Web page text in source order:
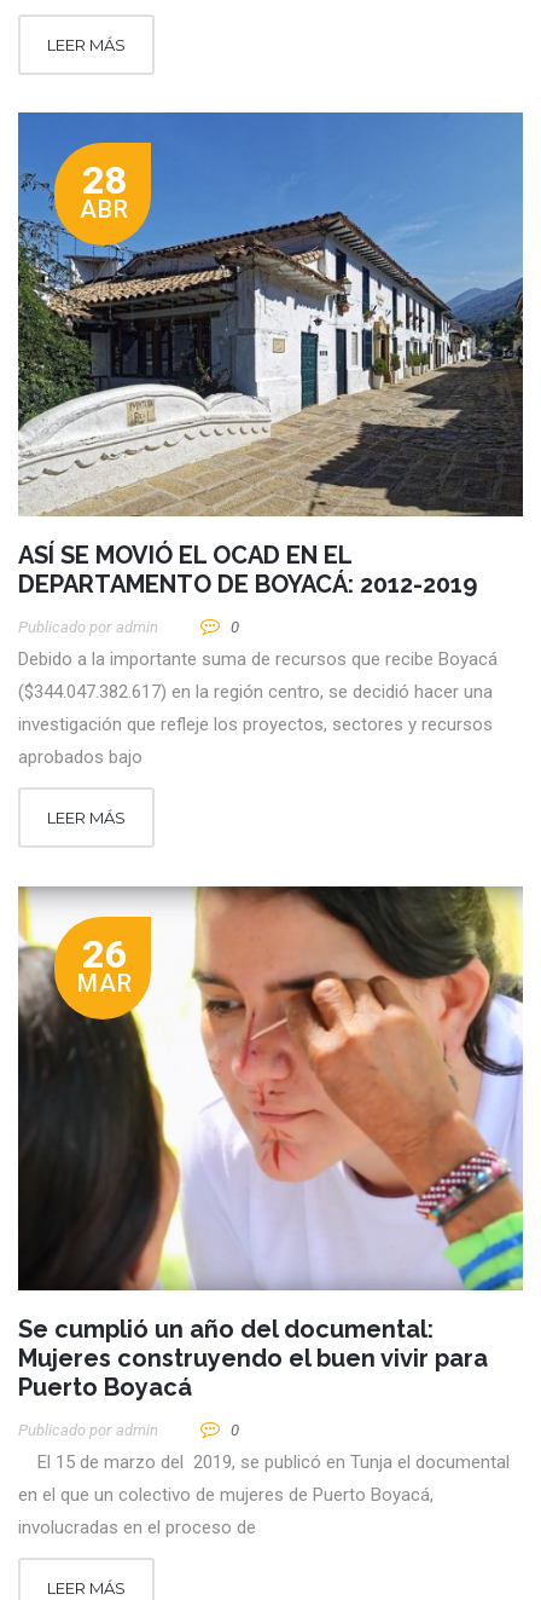
LEER MÁS
28
ABR
ASÍ SE MOVIÓ EL OCAD EN EL
DEPARTAMENTO DE BOYACÁ: 2012-2019
Publicado por Admin 0
Debido a la importante suma de recursos que recibe Boyacá
($344.047.382.617) en la región centro, se decidió hacer una
investigación que refleje los proyectos, sectores y recursos
aprobados bajo
LEER MÁS
26
MAR
Se cumplió un año del documental:
Mujeres construyendo el buen vivir para
Puerto Boyacá
Publicado por Admin 0
El 15 de marzo del 2019, se publicó en Tunja el documental
en el que un colectivo de mujeres de Puerto Boyacá,
involucradas en el proceso de
LEER MÁS